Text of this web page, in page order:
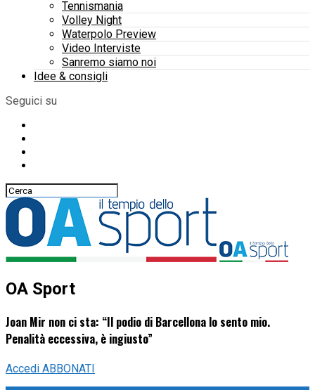
Tennismania
Volley Night
Waterpolo Preview
Video Interviste
Sanremo siamo noi
Idee & consigli
Seguici su
OA Sport
Joan Mir non ci sta: “Il podio di Barcellona lo sento mio.
Penalità eccessiva, è ingiusto”
Accedi ABBONATI